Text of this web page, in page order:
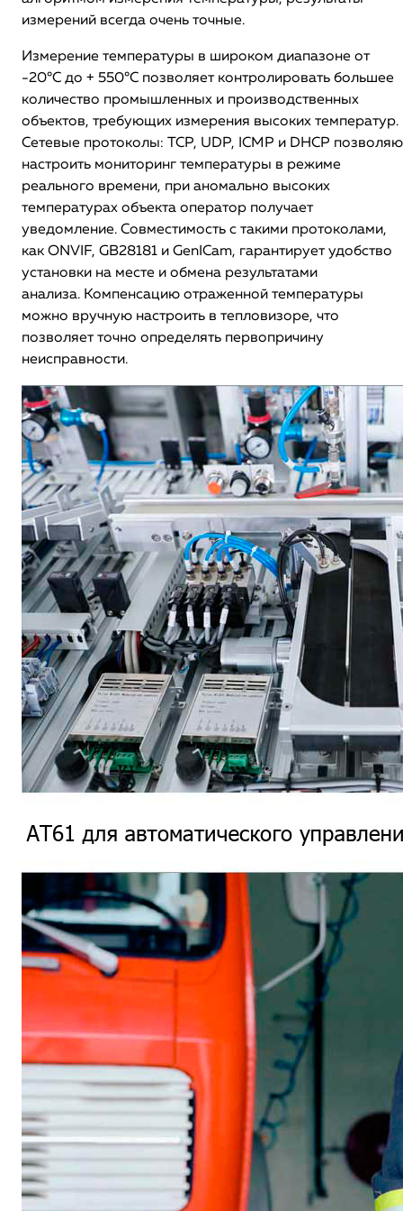
измерений всегда очень точные.
Измерение температуры в широком диапазоне от
-20°C до + 550°C позволяет контролировать большее
количество промышленных и производственных
объектов, требующих измерения высоких температур.
Сетевые протоколы: TCP, UDP, ICMP и DHCP
настроить мониторинг температуры в режиме
реального времени, при аномально высоких
температурах объекта оператор получает
уведомление. Совместимость с такими протоколами,
как ONVIF, GB28181 и GenICam, гарантирует удобство
установки на месте и обмена результатами
анализа. Компенсацию отраженной температуры
можно вручную настроить в тепловизоре, что
позволяет точно определять первопричину
неисправности.